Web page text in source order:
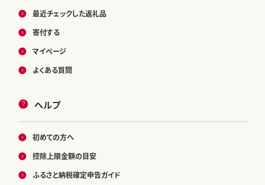
最近チェックした返礼品
寄付する
マイページ
よくある質問
ヘルプ
初めての方へ
控除上限金額の目安
ふるさと納税確定申告ガイド